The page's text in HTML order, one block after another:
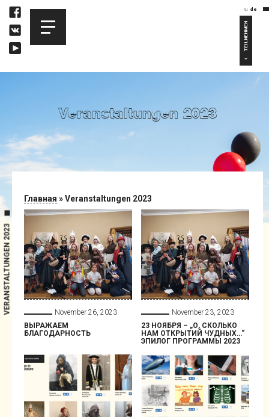
ru de
TEILNEHMEN
Veranstaltungen 2023
VERANSTALTUNGEN 2023
Главная »Veranstaltungen 2023
November 26, 2023
ВЫРАЖАЕМ
БЛАГОДАРНОСТЬ
November 23, 2023
23 НОЯБРЯ – „О, СКОЛЬКО
НАМ ОТКРЫТИЙ ЧУДНЫХ…“
ЭПИЛОГ ПРОГРАММЫ 2023